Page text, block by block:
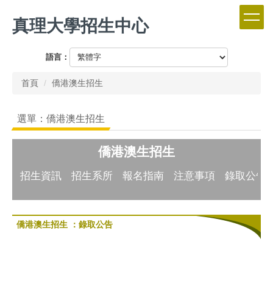
到
主真理大學招生中心
語言：
首頁 僑港澳生招生
選單：僑港澳生招生
僑港澳生招生
招生資訊 招生系所 報名指南 注意事項 錄取公告
僑港澳生招生 ：錄取公告